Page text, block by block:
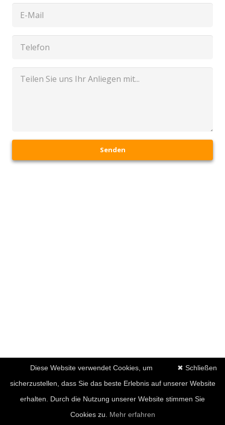
Senden
✖ Schließen
Diese Website verwendet Cookies, um
sicherzustellen, dass Sie das beste Erlebnis auf unserer Website
erhalten. Durch die Nutzung unserer Website stimmen Sie
Cookies zu. Mehr erfahren